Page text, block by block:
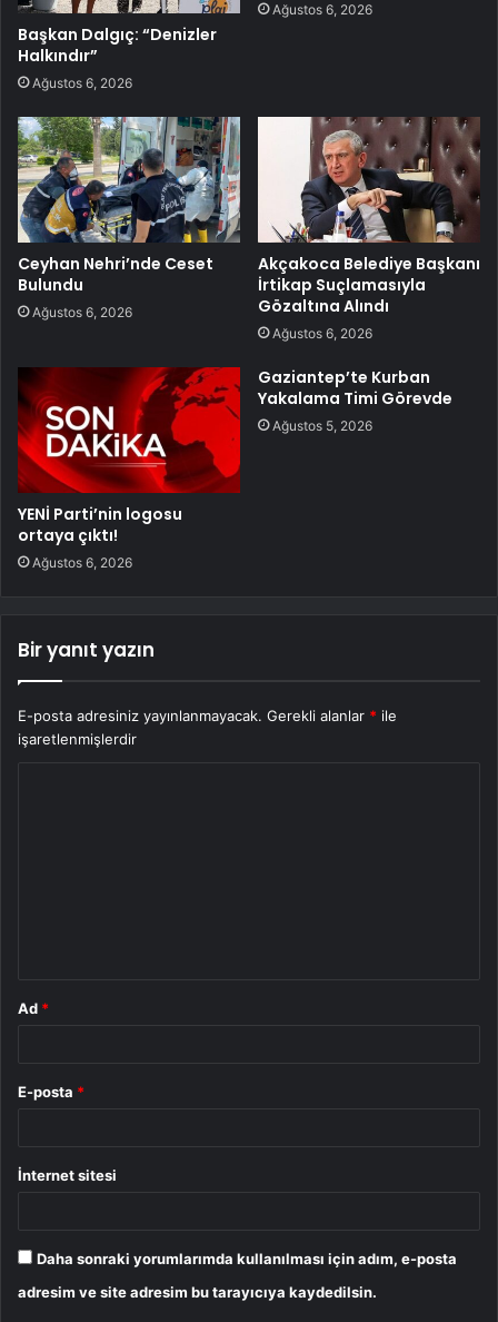
Başkan Dalgıç: “Denizler
Halkındır”
Ağustos 6, 2026
Ağustos 6, 2026
Ceyhan Nehri’nde Ceset
Bulundu
Ağustos 6, 2026
Akçakoca Belediye Başkanı
İrtikap Suçlamasıyla
Gözaltına Alındı
Ağustos 6, 2026
YENİ Parti’nin logosu
ortaya çıktı!
Ağustos 6, 2026
Gaziantep’te Kurban
Yakalama Timi Görevde
Ağustos 5, 2026
Bir yanıt yazın
E-posta adresiniz yayınlanmayacak. Gerekli alanlar * ile
işaretlenmişlerdir
Ad *
E-posta *
İnternet sitesi
Daha sonraki yorumlarımda kullanılması için adım, e-posta
adresim ve site adresim bu tarayıcıya kaydedilsin.